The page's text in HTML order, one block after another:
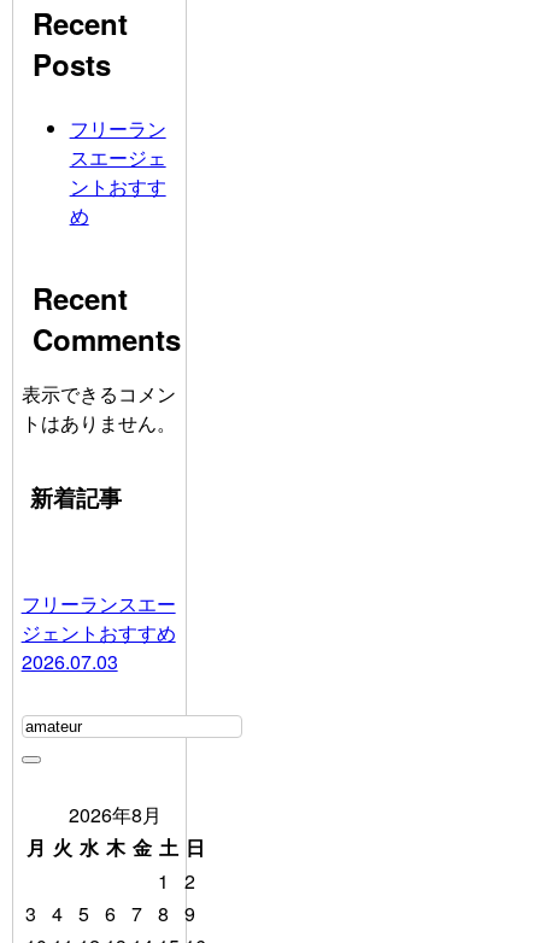
Recent
Posts
フリーラン
スエージェ
ントおすす
め
Recent
Comments
表示できるコメン
トはありません。
新着記事
フリーランスエー
ジェントおすすめ
2026.07.03
2026年8月
月 火 水 木 金 土 日
1
2
3
4 5 6 7 8
9